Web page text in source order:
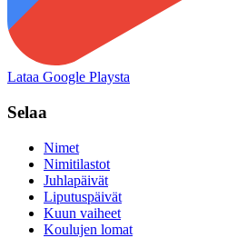
Lataa Google Playsta
Selaa
Nimet
Nimitilastot
Juhlapäivät
Liputuspäivät
Kuun vaiheet
Koulujen lomat